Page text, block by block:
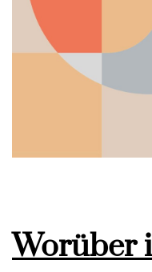
Worüber